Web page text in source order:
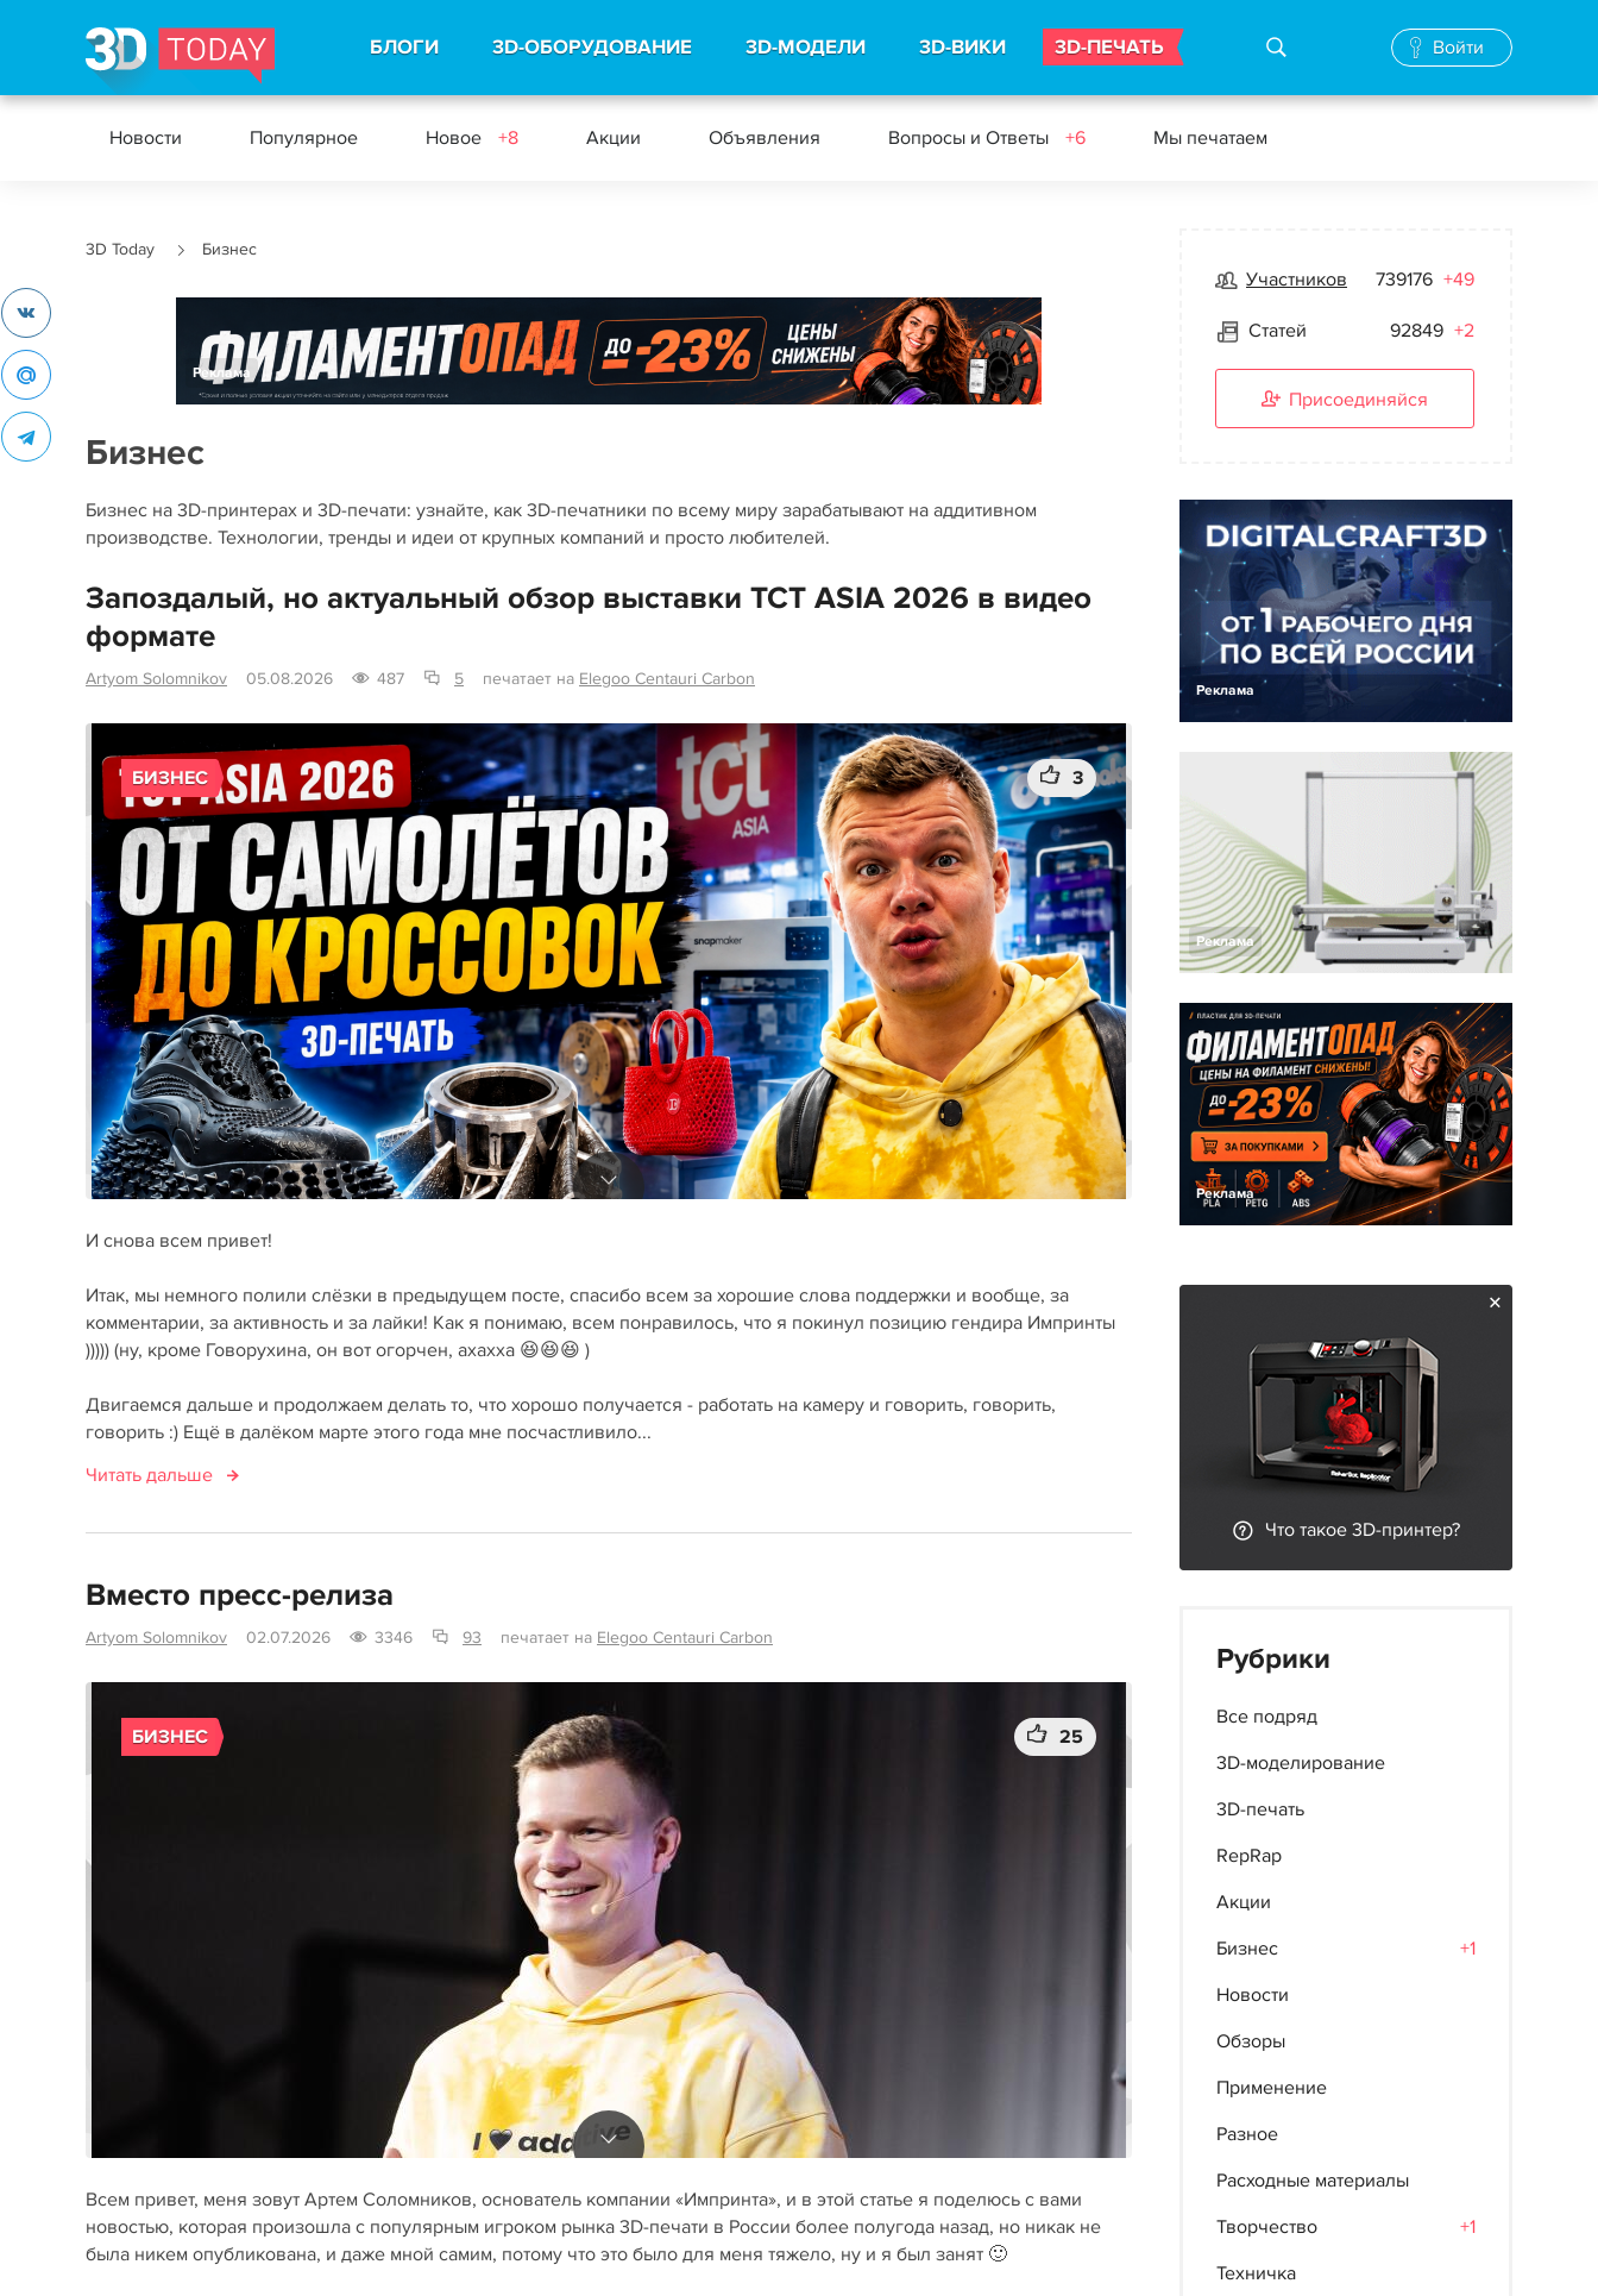
БЛОГИ 3D-ОБОРУДОВАНИЕ 3D-МОДЕЛИ 3D-ВИКИ 3D-ПЕЧАТЬ Войти
Новости Популярное Новое +8 Акции Объявления Вопросы и Ответы +6 Мы печатаем
3D Today Бизнес
Реклама
Бизнес
Бизнес на 3D-принтерах и 3D-печати: узнайте, как 3D-печатники по всему миру зарабатывают на аддитивном
производстве. Технологии, тренды и идеи от крупных компаний и просто любителей.
Запоздалый, но актуальный обзор выставки TCT ASIA 2026 в видео
формате
Artyom Solomnikov 05.08.2026 487 5 печатает на Elegoo Centauri Carbon
БИЗНЕС 3
И снова всем привет!
Итак, мы немного полили слёзки в предыдущем посте, спасибо всем за хорошие слова поддержки и вообще, за
комментарии, за активность и за лайки! Как я понимаю, всем понравилось, что я покинул позицию гендира Импринты
))))) (ну, кроме Говорухина, он вот огорчен, ахахха 😆😆😆 )
Двигаемся дальше и продолжаем делать то, что хорошо получается - работать на камеру и говорить, говорить,
говорить :) Ещё в далёком марте этого года мне посчастливило...
Читать дальше
Вместо пресс-релиза
Artyom Solomnikov 02.07.2026 3346 93 печатает на Elegoo Centauri Carbon
БИЗНЕС 25
Всем привет, меня зовут Артем Соломников, основатель компании «Импринта», и в этой статье я поделюсь с вами
новостью, которая произошла с популярным игроком рынка 3D-печати в России более полугода назад, но никак не
была никем опубликована, и даже мной самим, потому что это было для меня тяжело, ну и я был занят 🙂
Участников 739176 +49
Статей 92849 +2
Присоединяйся
Реклама
Реклама
Реклама
Что такое 3D-принтер?
Рубрики
Все подряд
3D-моделирование
3D-печать
RepRap
Акции
Бизнес
+1
Новости
Обзоры
Применение
Разное
Расходные материалы
Творчество
+1
Техничка